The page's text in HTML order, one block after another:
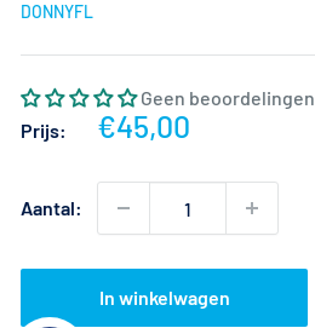
DONNYFL
Geen beoordelingen
Prijs:
Actieprijs
€45,00
Aantal:
In winkelwagen